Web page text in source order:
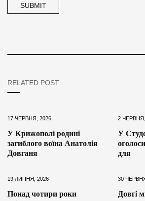
RELATED POST
17 ЧЕРВНЯ, 2026
У Крижополі родині
загиблого воїна Анатолія
Довганя
2
У
для
19 ЛИПНЯ, 2026
Понад чотири роки
30
Довгі